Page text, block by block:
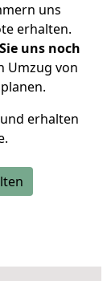
uns
erhalten.
uns noch
Umzug von
erhalten